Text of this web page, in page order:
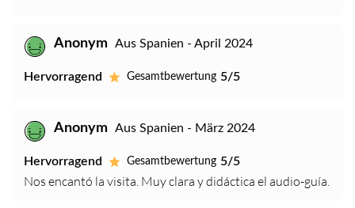
Anonym Aus Spanien - April 2024
Hervorragend Gesamtbewertung 5/5
Anonym Aus Spanien - März 2024
Hervorragend Gesamtbewertung 5/5
Nos encantó la visita. Muy clara y didáctica el audio-guía.